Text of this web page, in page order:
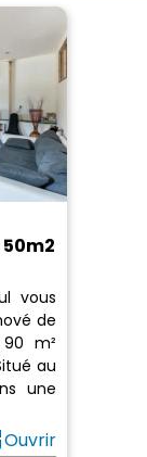
vous
de
m²
au
une
Ouvrir